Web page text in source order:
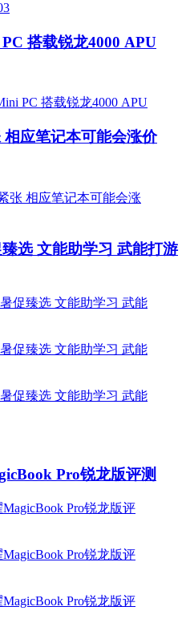
搭载锐龙4000 APU
应笔记本可能会涨价
选 文能助学习 武能打游
Pro锐龙版评测